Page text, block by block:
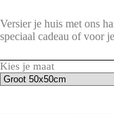
tot
€ 39,99
Versier je huis met ons
speciaal cadeau of voor
Kies je maat